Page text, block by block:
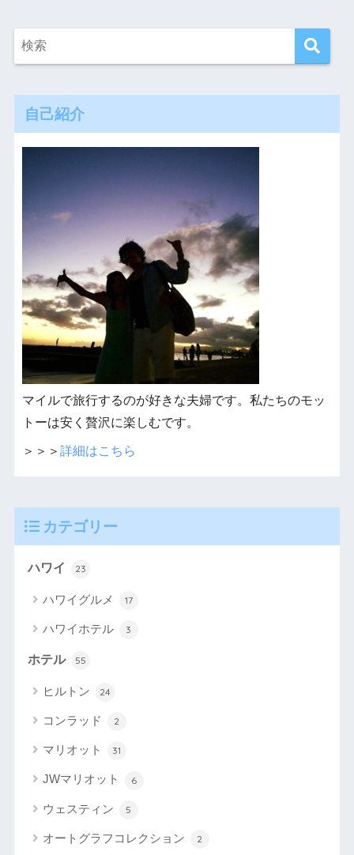
自己紹介
マイルで旅行するのが好きな夫婦です。私たちのモッ
トーは安く贅沢に楽しむです。
＞＞＞ 詳細はこちら
カテゴリー
ハワイ 23
ハワイグルメ 17
ハワイホテル 3
ホテル 55
ヒルトン 24
コンラッド 2
マリオット 31
JWマリオット 6
ウェスティン 5
オートグラフコレクション 2